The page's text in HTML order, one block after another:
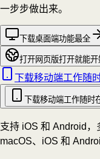
一步步做出来。
下载桌面端功能最全
打开网页版打开就能开
下载移动端工作随
下载移动端工作随时
支持 iOS 和 Android，
macOS、iOS 和